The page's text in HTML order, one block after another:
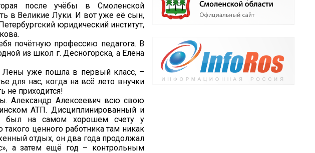
после учёбы в Смоленской
в Великие Луки. И вот уже её сын,
юридический институт,
почётную профессию педагога. В
из школ г. Десногорска, а Елена
Лены уже пошла в первый класс, –
для нас, когда на всё лето внучки
не приходится!
Александр Алексеевич всю свою
АТП. Дисциплинированный и
был на самом хорошем счету у
ценного работника там никак
отдых, он два года продолжал
а затем ещё год – контрольным